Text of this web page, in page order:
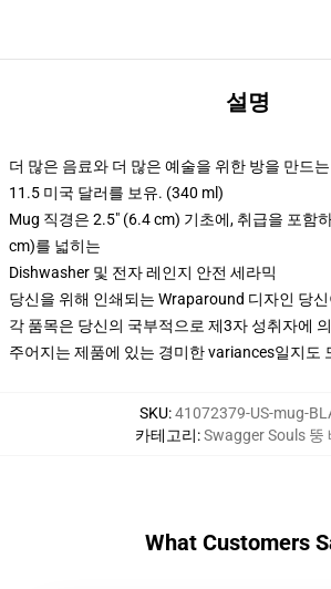
설명
더 많은 음료와 더 많은 예술을 위한 방을 만드
11.5 미국 달러를 보유. (340 ml)
Mug 직경은 2.5" (6.4 cm) 기초에, 취급을 포함
cm)를 넓히는
Dishwasher 및 전자 레인지 안전 세라믹
당신을 위해 인쇄되는 Wraparound 디자인 당
각 품목은 당신의 국부적으로 제3자 성취자에
주어지는 제품에 있는 경미한 variances일지도
SKU:41072379-US-mug-
카테고리:Swagger Souls 뚱
What Customers